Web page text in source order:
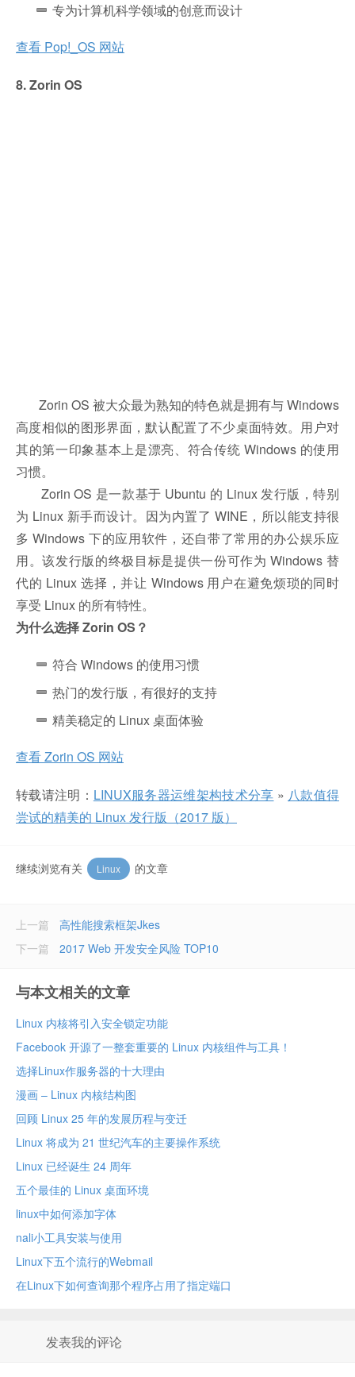
专为计算机科学领域的创意而设计
查看 Pop!_OS 网站
8. Zorin OS
Zorin OS 被大众最为熟知的特色就是拥有与 Windows
高度相似的图形界面，默认配置了不少桌面特效。用户对
其的第一印象基本上是漂亮、符合传统 Windows 的使用
习惯。
Zorin OS 是一款基于 Ubuntu 的 Linux 发行版，特别
为 Linux 新手而设计。因为内置了 WINE，所以能支持很
多 Windows 下的应用软件，还自带了常用的办公娱乐应
用。该发行版的终极目标是提供一份可作为 Windows 替
代的 Linux 选择，并让 Windows 用户在避免烦琐的同时
享受 Linux 的所有特性。
为什么选择 Zorin OS？
符合 Windows 的使用习惯
热门的发行版，有很好的支持
精美稳定的 Linux 桌面体验
查看 Zorin OS 网站
转载请注明： LINUX服务器运维架构技术分享 » 八款值得
尝试的精美的 Linux 发行版（2017 版）
继续浏览有关 Linux 的文章
上一篇
高性能搜索框架Jkes
2017 Web 开发安全风险 TOP10
下一篇
与本文相关的文章
Linux 内核将引入安全锁定功能
Facebook 开源了一整套重要的 Linux 内核组件与工具！
选择Linux作服务器的十大理由
漫画 – Linux 内核结构图
回顾 Linux 25 年的发展历程与变迁
Linux 将成为 21 世纪汽车的主要操作系统
Linux 已经诞生 24 周年
五个最佳的 Linux 桌面环境
linux中如何添加字体
nali小工具安装与使用
Linux下五个流行的Webmail
在Linux下如何查询那个程序占用了指定端口
发表我的评论